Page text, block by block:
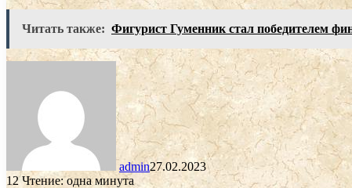
Читать также: Фигурист Гуменник стал победителем
admin27.02.2023
12Чтение: одна минута